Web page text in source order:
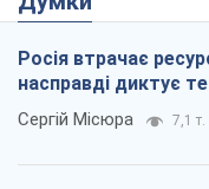
Росія втрачає
насправді диктує
Сергій Місюра 7,1 т.